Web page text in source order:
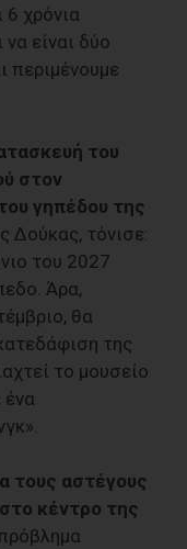
6 χρόνια
είναι δύο
περιμένουμε
του
στον
γηπέδου της
Δούκας, τόνισε:
του 2027
Άρα,
θα
της
το μουσείο
ένα
τους αστέγους
κέντρο της